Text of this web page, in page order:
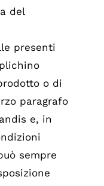
del
presenti
o di
paragrafo
e, in
sempre